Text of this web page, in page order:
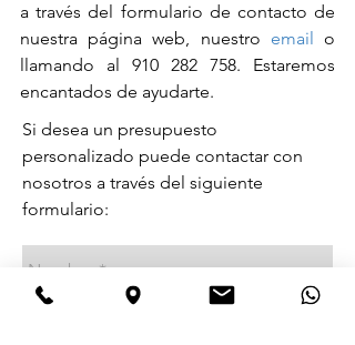
a través del formulario de contacto de
nuestra página web, nuestro email o
llamando al 910 282 758. Estaremos
encantados de ayudarte.